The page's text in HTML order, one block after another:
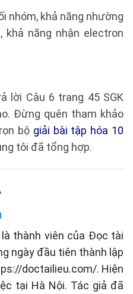
nhóm, khả năng nhường
khả năng nhận electron
lời Câu 6 trang 45 SGK
Đừng quên tham khảo
bộ giải bài tập hóa 10
tôi đã tổng hợp.
là thành viên của Đọc tài
ngày đầu tiên thành lập
doctailieu.com/. Hiện
tại Hà Nội. Tác giả đã